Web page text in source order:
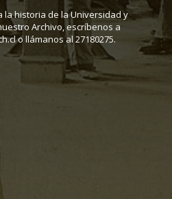
la historia de la Universidad y
Archivo, escríbenos a
o llámanos al 27180275.